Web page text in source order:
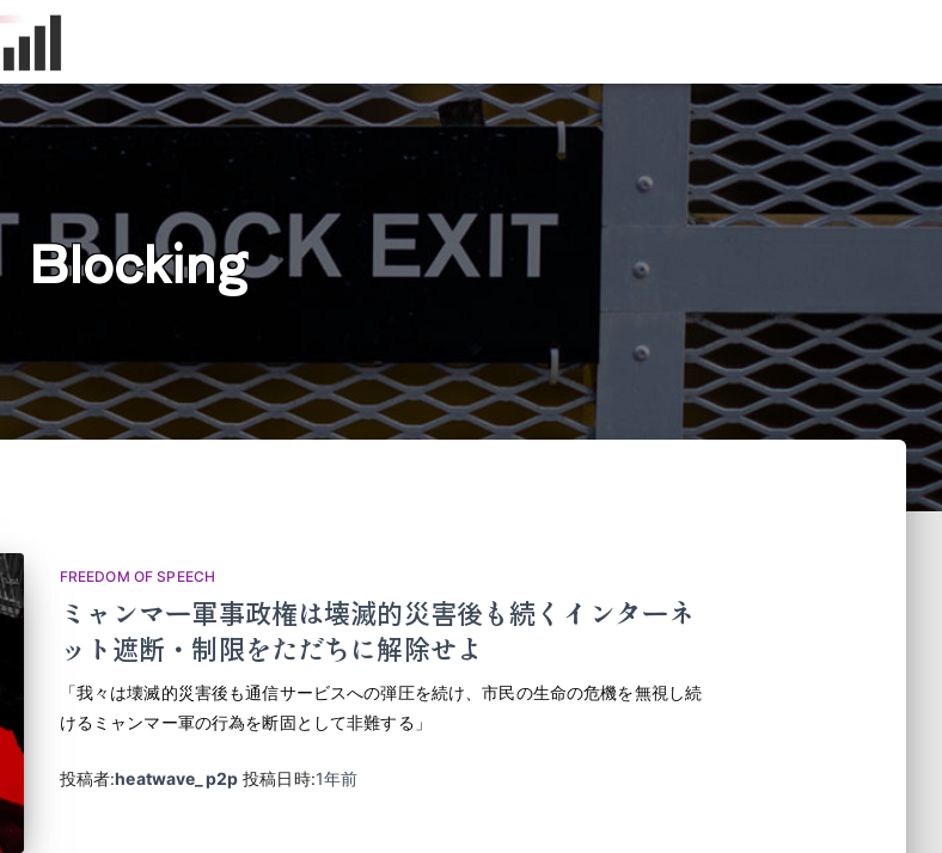
Blocking
FREEDOM OF SPEECH
ミャンマー軍事政権は壊滅的災害後も続くインターネ
ット遮断・制限をただちに解除せよ
「我々は壊滅的災害後も通信サービスへの弾圧を続け、市民の生命の危機を無視し続
けるミャンマー軍の行為を断固として非難する」
投稿者:heatwave_p2p 投稿日時:1年前